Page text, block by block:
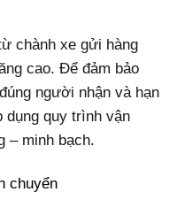
chành xe gửi hàng
cao. Để đảm bảo
người nhận và hạn
dụng quy trình vận
– minh bạch.
chuyển